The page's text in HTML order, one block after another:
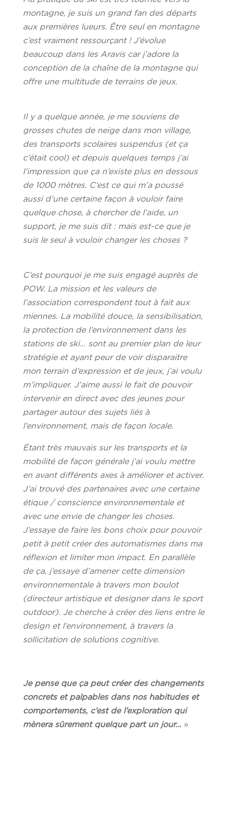
montagne, je suis un grand fan des départs
aux premières lueurs. Être seul en montagne
c’est vraiment ressourçant ! J’évolue
beaucoup dans les Aravis car j’adore la
conception de la chaîne de la montagne qui
offre une multitude de terrains de jeux.
Il y a quelque année, je me souviens de
grosses chutes de neige dans mon village,
des transports scolaires suspendus (et ça
c’était cool) et depuis quelques temps j’ai
l’impression que ça n’existe plus en dessous
de 1000 mètres. C’est ce qui m’a poussé
aussi d’une certaine façon à vouloir faire
quelque chose, à chercher de l’aide, un
support, je me suis dit : mais est-ce que je
suis le seul à vouloir changer les choses ?
C’est pourquoi je me suis engagé auprès de
POW. La mission et les valeurs de
l’association correspondent tout à fait aux
miennes. La mobilité douce, la sensibilisation,
la protection de l’environnement dans les
stations de ski… sont au premier plan de leur
stratégie et ayant peur de voir disparaitre
mon terrain d’expression et de jeux, j’ai voulu
m’impliquer. J’aime aussi le fait de pouvoir
intervenir en direct avec des jeunes pour
partager autour des sujets liés à
l’environnement, mais de façon locale.
Étant très mauvais sur les transports et la
mobilité de façon générale j’ai voulu mettre
en avant différents axes à améliorer et activer.
J’ai trouvé des partenaires avec une certaine
étique / conscience environnementale et
avec une envie de changer les choses.
J’essaye de faire les bons choix pour pouvoir
petit à petit créer des automatismes dans ma
réflexion et limiter mon impact. En parallèle
de ça, j’essaye d’amener cette dimension
environnementale à travers mon boulot
(directeur artistique et designer dans le sport
outdoor). Je cherche à créer des liens entre le
design et l’environnement, à travers la
sollicitation de solutions cognitive.
Je pense que ça peut créer des changements
concrets et palpables dans nos habitudes et
comportements, c’est de l’exploration qui
mènera sûrement quelque part un jour… »